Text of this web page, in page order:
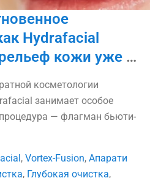
Hydrafacial
кожи уже за
косметологии
занимает особое
— флагман бьюти-
, Vortex-Fusion, Апарати
, Глубокая очистка,